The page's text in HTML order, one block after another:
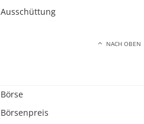
Ausschüttung
NACH OBEN
Börse
Börsenpreis